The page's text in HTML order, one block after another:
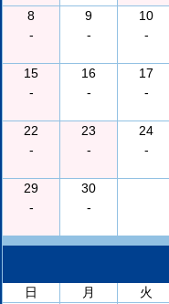
8
-
9
-
10
-
15
-
16
-
17
-
22
-
23
-
24
-
29
-
30
-
日
月 火